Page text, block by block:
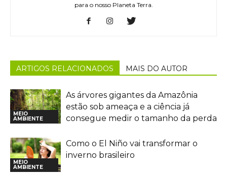
para o nosso Planeta Terra.
ARTIGOS RELACIONADOS MAIS DO AUTOR
MEIO
AMBIENTE
As árvores gigantes da Amazônia
estão sob ameaça e a ciência já
consegue medir o tamanho da perda
MEIO
AMBIENTE
Como o El Niño vai transformar o
inverno brasileiro